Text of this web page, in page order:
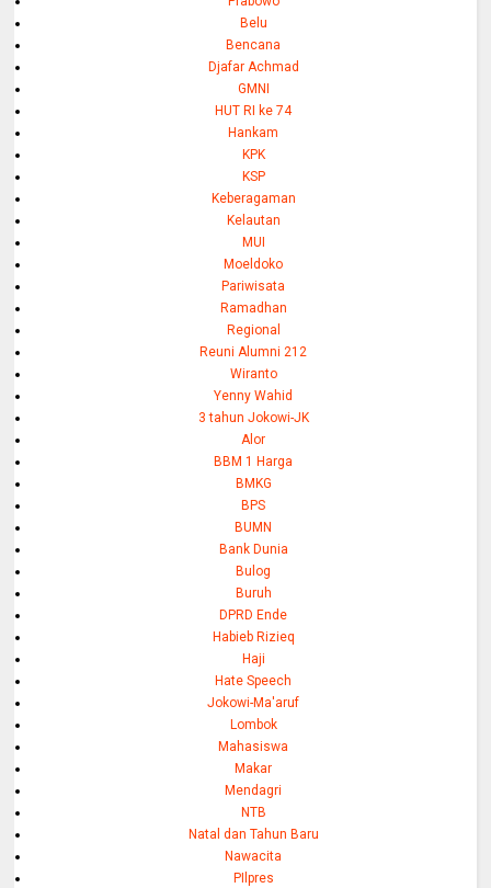
Belu
Bencana
Djafar Achmad
GMNI
HUT RI ke 74
Hankam
KPK
KSP
Keberagaman
Kelautan
MUI
Moeldoko
Pariwisata
Ramadhan
Regional
Reuni Alumni 212
Wiranto
Yenny Wahid
3 tahun Jokowi-JK
Alor
BBM 1 Harga
BMKG
BPS
BUMN
Bank Dunia
Bulog
Buruh
DPRD Ende
Habieb Rizieq
Haji
Hate Speech
Jokowi-Ma'aruf
Lombok
Mahasiswa
Makar
Mendagri
NTB
Natal dan Tahun Baru
Nawacita
PIlpres